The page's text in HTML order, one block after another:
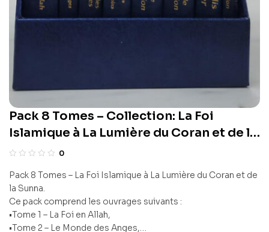
Pack 8 Tomes – Collection: La Foi
Islamique à La Lumière du Coran et de la
Sunna
0
Pack 8 Tomes – La Foi Islamique à La Lumière du Coran et de
la Sunna.
Ce pack comprend les ouvrages suivants :
•Tome 1 – La Foi en Allah,
•Tome 2 – Le Monde des Anges,